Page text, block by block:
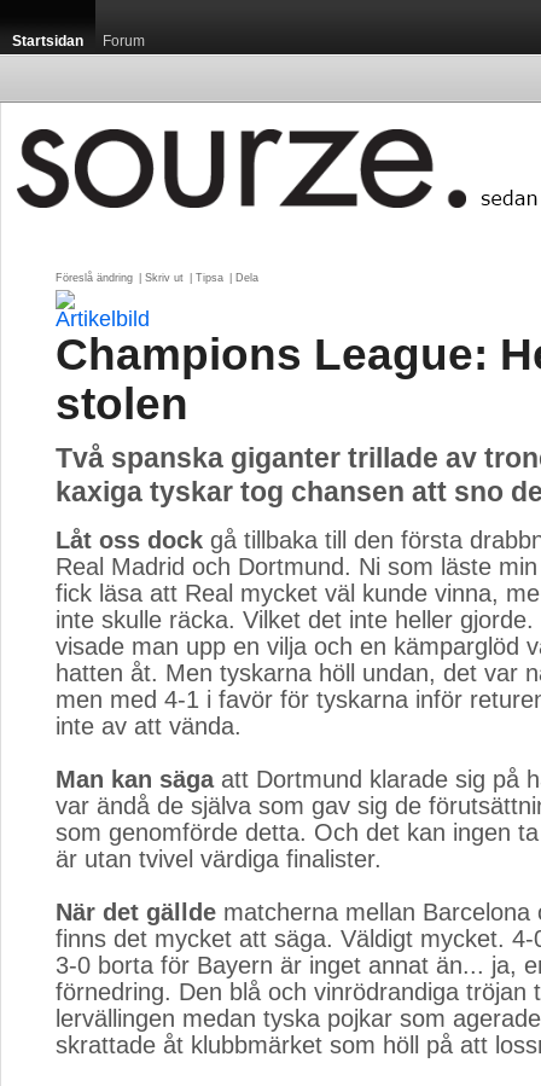
Startsidan Forum
Föreslå ändring Skriv ut Tipsa Dela
Champions League:
stolen
Två spanska giganter trillade av
kaxiga tyskar tog chansen att sno
Låt oss dock gå tillbaka till den första
Real Madrid och Dortmund. Ni som läste
fick läsa att Real mycket väl kunde vinna,
inte skulle räcka. Vilket det inte heller
visade man upp en vilja och en kämparglöd
hatten åt. Men tyskarna höll undan, det var
men med 4-1 i favör för tyskarna inför
inte av att vända.
Man kan sägaatt Dortmund klarade sig på
var ändå de själva som gav sig de
som genomförde detta. Och det kan ingen
är utan tvivel värdiga finalister.
När det gällde matcherna mellan Barcelona
finns det mycket att säga. Väldigt mycket. 4-
3-0 borta för Bayern är inget annat än... ja,
förnedring. Den blå och vinrödrandiga tröjan
lervällingen medan tyska pojkar som
skrattade åt klubbmärket som höll på att